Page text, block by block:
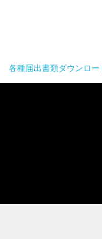
各種届出書類ダウンロー